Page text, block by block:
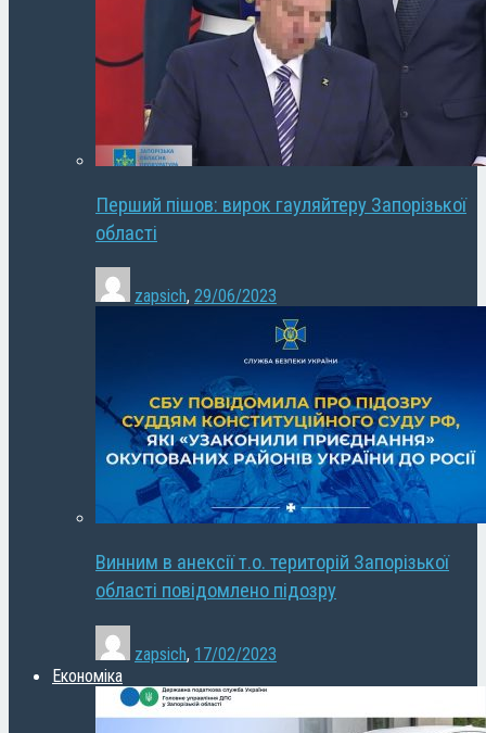
Перший пішов: вирок гауляйтеру Запорізької
області
zapsich, 29/06/2023
Винним в анексії т.о. територій Запорізької
області повідомлено підозру
zapsich, 17/02/2023
Економіка